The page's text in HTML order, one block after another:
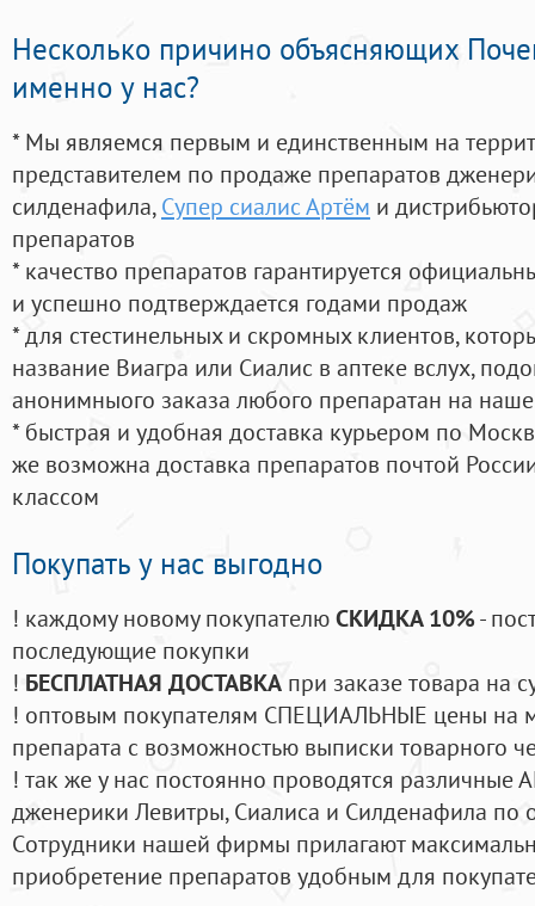
Несколько причино объясняющих
именно у нас?
* Мы являемся первым и единственным на
представителем по продаже препаратов
силденафила, Супер сиалис Артём и
препаратов
* качество препаратов гарантируется
и успешно подтверждается годами продаж
* для стестинельных и скромных клиентов,
название Виагра или Сиалис в аптеке вслух,
анонимныого заказа любого препаратан на
* быстрая и удобная доставка курьером по
же возможна доставка препаратов почтой
классом
Покупать у нас выгодно
! каждому новому покупателюСКИДКА 10%-
последующие покупки
! БЕСПЛАТНАЯ ДОСТАВКА при заказе товара на
! оптовым покупателям СПЕЦИАЛЬНЫЕ цены на
препарата с возможностью выписки товарного
! так же у нас постоянно проводятся
дженерики Левитры, Сиалиса и Силденафила по
Cотрудники нашей фирмы прилагают
приобретение препаратов удобным для